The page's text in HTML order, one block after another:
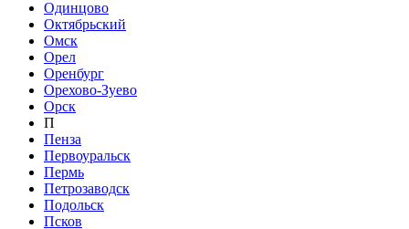
Одинцово
Октябрьский
Омск
Орел
Оренбург
Орехово-Зуево
Орск
П
Пенза
Первоуральск
Пермь
Петрозаводск
Подольск
Псков